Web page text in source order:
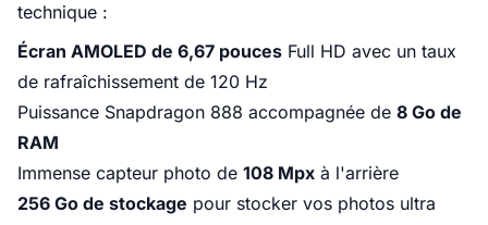
technique :
Écran AMOLED de 6,67 pouces Full HD avec un taux
de rafraîchissement de 120 Hz
Puissance Snapdragon 888 accompagnée de 8 Go de
RAM
Immense capteur photo de 108 Mpx à l'arrière
256 Go de stockage pour stocker vos photos ultra